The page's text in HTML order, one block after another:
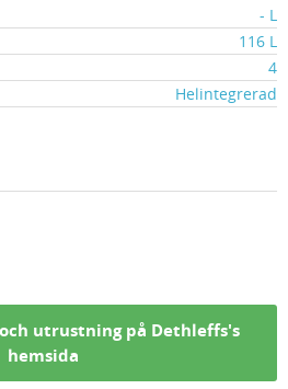
- L
116 L
4
Helintegrerad
utrustning på Dethleffs's
hemsida